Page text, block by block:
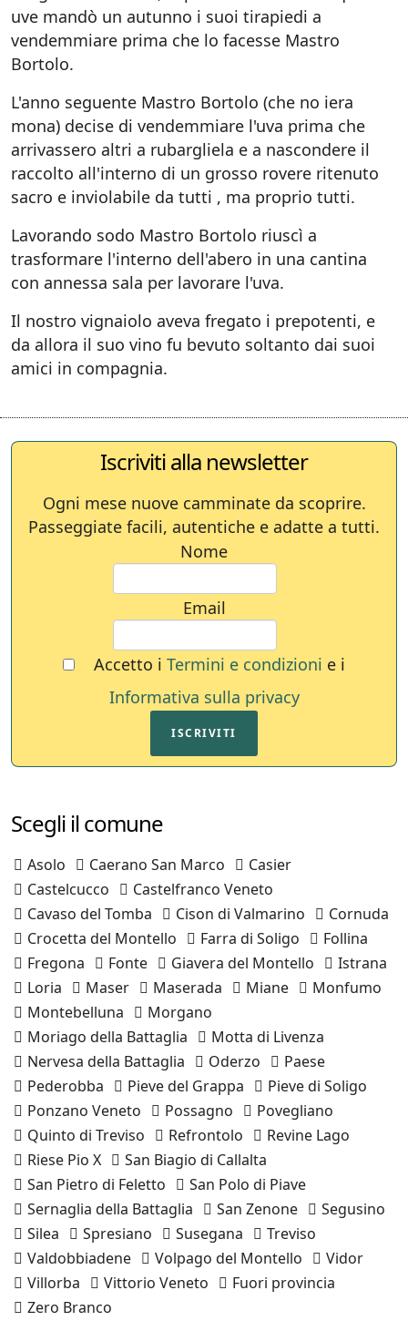
uve mandò un autunno i suoi tirapiedi a
vendemmiare prima che lo facesse Mastro
Bortolo.
L'anno seguente Mastro Bortolo (che no iera
mona) decise di vendemmiare l'uva prima che
arrivassero altri a rubargliela e a nascondere il
raccolto all'interno di un grosso rovere ritenuto
sacro e inviolabile da tutti , ma proprio tutti.
Lavorando sodo Mastro Bortolo riuscì a
trasformare l'interno dell'abero in una cantina
con annessa sala per lavorare l'uva.
Il nostro vignaiolo aveva fregato i prepotenti, e
da allora il suo vino fu bevuto soltanto dai suoi
amici in compagnia.
Iscriviti alla newsletter
Ogni mese nuove camminate da scoprire.
Passeggiate facili, autentiche e adatte a tutti.
Nome
Email
Accetto i Termini e condizioni e i
Informativa sulla privacy
ISCRIVITI
Scegli il comune
Asolo Caerano San Marco
Casier
Castelcucco
Castelfranco Veneto
Cavaso del Tomba
Cison di Valmarino
Cornuda
Crocetta del Montello
Farra di Soligo
Follina
Fregona
Fonte Giavera del Montello
Istrana
Loria
Maser Maserada Miane
Monfumo
Montebelluna
Morgano
Moriago della Battaglia
Motta di Livenza
Nervesa della Battaglia
Oderzo
Paese
Pederobba
Pieve del Grappa
Pieve di Soligo
Ponzano Veneto
Possagno
Povegliano
Quinto di Treviso
Refrontolo
Revine Lago
Riese Pio X
San Biagio di Callalta
San Pietro di Feletto
San Polo di Piave
Sernaglia della Battaglia
San Zenone
Segusino
Silea
Spresiano Susegana
Treviso
Valdobbiadene
Volpago del Montello
Vidor
Villorba
Vittorio Veneto
Fuori provincia
Zero Branco